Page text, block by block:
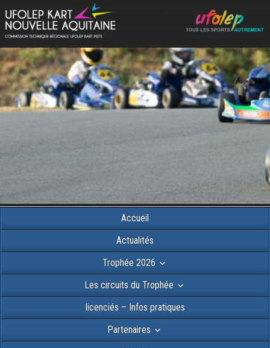
Accueil
Actualités
Trophée 2026
Les circuits du Trophée
licenciés – Infos pratiques
Partenaires